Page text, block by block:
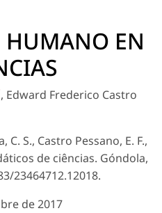
HUMANO EN
, Edward Frederico Castro
S., Castro Pessano, E. F.,
de ciências. Góndola,
23464712.12018.
de 2017